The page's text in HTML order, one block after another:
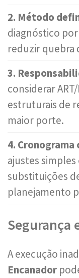
2. Método
diagnóstico
reduzir quebra
3.
considerar
estruturais de
maior porte.
4.
ajustes
substituições
planejamento
Segurança
A execução
Encanador